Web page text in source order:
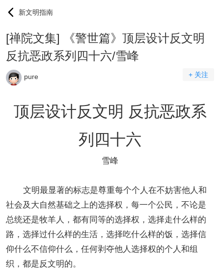
新文明指南
[禅院文集] 《警世篇》顶层设计反文明
反抗恶政系列四十六/雪峰
pure + 关注
顶层设计反文明 反抗恶政系
列四十六
雪峰
文明最显著的标志是尊重每个个人在不妨害他人和
社会及大自然基础之上的选择权，每一个公民，不论是
总统还是牧羊人，都有同等的选择权，选择走什么样的
路，选择过什么样的生活，选择吃什么样的饭，选择信
仰什么不信仰什么，任何剥夺他人选择权的个人和组
织，都是反文明的。